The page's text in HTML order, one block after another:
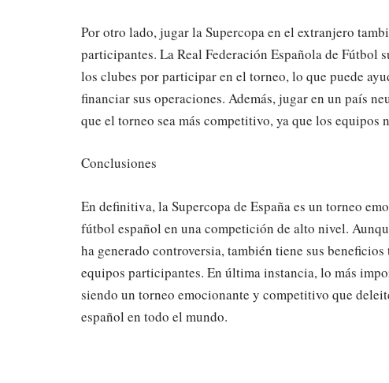
Por otro lado, jugar la Supercopa en el extranjero
participantes. La Real Federación Española de Fútbol
los clubes por participar en el torneo, lo que puede
financiar sus operaciones. Además, jugar en un país
que el torneo sea más competitivo, ya que los equipos
Conclusiones
En definitiva, la Supercopa de España es un torneo
fútbol español en una competición de alto nivel.
ha generado controversia, también tiene sus
equipos participantes. En última instancia, lo más
siendo un torneo emocionante y competitivo que
español en todo el mundo.